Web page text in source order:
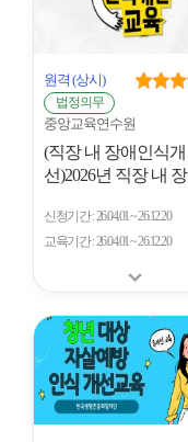
원격 (상시)
법정의무
중앙교육연수원
(직장 내 장애인식개
선)2026년 직장 내 장
신청기간 26.04.01 ~ 26.12.20
교육기간 26.04.01 ~ 26.12.20